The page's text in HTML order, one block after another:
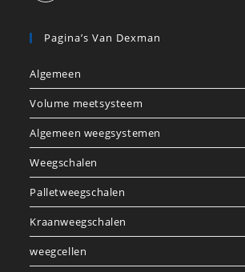
Pagina’s Van Dexman
Algemeen
Volume meetsysteem
Algemeen weegsystemen
Weegschalen
Palletweegschalen
Kraanweegschalen
weegcellen